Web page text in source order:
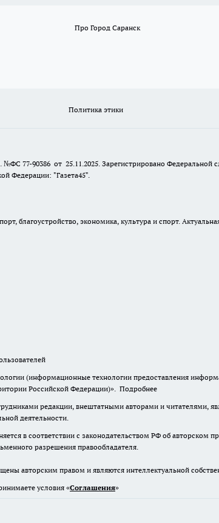
Про Город Саранск
Политика этики
77-90386 от 25.11.2025. Зарегистрировано
Федерации: "Газета45".
благоустройство, экономика, культура и спорт.
(информационные технологии предоставления
Российской Федерации)». Подробнее
редакции, внештатными авторами и читателями,
деятельности.
в соответствии с законодательством РФ об
разрешения правообладателя.
авторским правом и являются интеллектуальной
условия «Cоглашения»